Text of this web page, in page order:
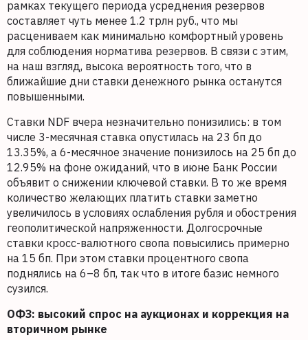
рамках текущего периода усреднения резервов
составляет чуть менее 1.2 трлн руб., что мы
расцениваем как минимально комфортный уровень
для соблюдения норматива резервов. В связи с этим,
на наш взгляд, высока вероятность того, что в
ближайшие дни ставки денежного рынка останутся
повышенными.
Ставки NDF вчера незначительно понизились: в том
числе 3-месячная ставка опустилась на 23 бп до
13.35%, а 6-месячное значение понизилось на 25 бп до
12.95% на фоне ожиданий, что в июне Банк России
объявит о снижении ключевой ставки. В то же время
количество желающих платить ставки заметно
увеличилось в условиях ослабления рубля и обострения
геополитической напряженности. Долгосрочные
ставки кросс-валютного свопа повысились примерно
на 15 бп. При этом ставки процентного свопа
поднялись на 6–8 бп, так что в итоге базис немного
сузился.
ОФЗ: высокий спрос на аукционах и коррекция на
вторичном рынке